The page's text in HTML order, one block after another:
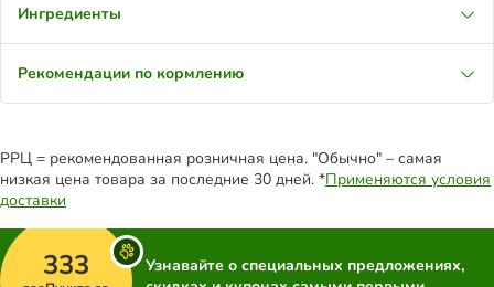
Ингредиенты
Рекомендации по кормлению
РРЦ = рекомендованная розничная цена. "Обычно" – самая
низкая цена товара за последние 30 дней. *Применяются условия
доставки
333
Узнавайте о специальных предложениях,